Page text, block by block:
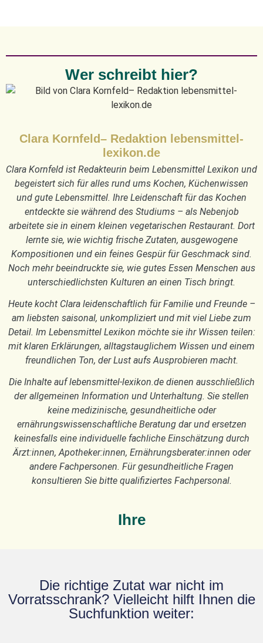
Wer schreibt hier?
Clara Kornfeld– Redaktion lebensmittel-
lexikon.de
Clara Kornfeld ist Redakteurin beim Lebensmittel Lexikon und
begeistert sich für alles rund ums Kochen, Küchenwissen
und gute Lebensmittel. Ihre Leidenschaft für das Kochen
entdeckte sie während des Studiums – als Nebenjob
arbeitete sie in einem kleinen vegetarischen Restaurant. Dort
lernte sie, wie wichtig frische Zutaten, ausgewogene
Kompositionen und ein feines Gespür für Geschmack sind.
Noch mehr beeindruckte sie, wie gutes Essen Menschen aus
unterschiedlichsten Kulturen an einen Tisch bringt.
Heute kocht Clara leidenschaftlich für Familie und Freunde –
am liebsten saisonal, unkompliziert und mit viel Liebe zum
Detail. Im Lebensmittel Lexikon möchte sie ihr Wissen teilen:
mit klaren Erklärungen, alltagstauglichem Wissen und einem
freundlichen Ton, der Lust aufs Ausprobieren macht.
Die Inhalte auf lebensmittel-lexikon.de dienen ausschließlich
der allgemeinen Information und Unterhaltung. Sie stellen
keine medizinische, gesundheitliche oder
ernährungswissenschaftliche Beratung dar und ersetzen
keinesfalls eine individuelle fachliche Einschätzung durch
Ärzt:innen, Apotheker:innen, Ernährungsberater:innen oder
andere Fachpersonen. Für gesundheitliche Fragen
konsultieren Sie bitte qualifiziertes Fachpersonal.
Ihre
Die richtige Zutat war nicht im
Vorratsschrank? Vielleicht hilft Ihnen die
Suchfunktion weiter: